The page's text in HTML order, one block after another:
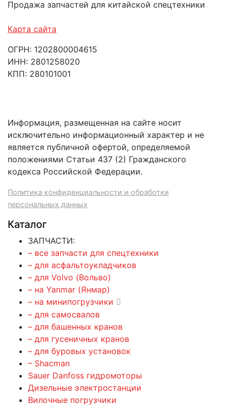
Продажа запчастей для китайской спецтехники
Карта сайта
ОГРН: 1202800004615
ИНН: 2801258020
КПП: 280101001
Информация, размещенная на сайте носит
исключительно информационный характер и не
является публичной офертой, определяемой
положениями Статьи 437 (2) Гражданского
кодекса Российской Федерации.
Политика конфиденциальности и обработки
персональных данных
Каталог
ЗАПЧАСТИ:
– все запчасти для спецтехники
– для асфальтоукладчиков
– для Volvo (Вольво)
– на Yanmar (Янмар)
– на минипогрузчики
– для самосвалов
– для башенных кранов
– для гусеничных кранов
– для буровых установок
– Shacman
Sauer Danfoss гидромоторы
Дизельные электростанции
Вилочные погрузчики